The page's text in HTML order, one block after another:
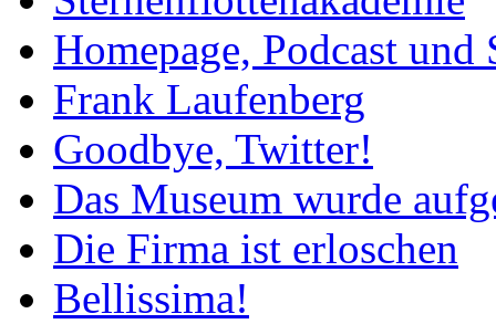
Homepage, Podcast
Frank Laufenberg
Goodbye, Twitter!
Das Museum wurde
Die Firma ist erloschen
Bellissima!